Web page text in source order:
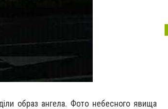
образ ангела. Фото небесного явища